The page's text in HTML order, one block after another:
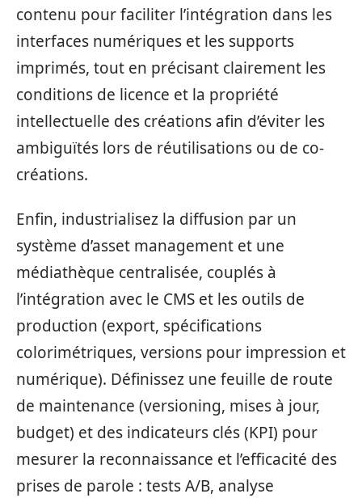
contenu pour faciliter l’intégration dans les
interfaces numériques et les supports
imprimés, tout en précisant clairement les
conditions de licence et la propriété
intellectuelle des créations afin d’éviter les
ambiguïtés lors de réutilisations ou de co-
créations.
Enfin, industrialisez la diffusion par un
système d’asset management et une
médiathèque centralisée, couplés à
l’intégration avec le CMS et les outils de
production (export, spécifications
colorimétriques, versions pour impression et
numérique). Définissez une feuille de route
de maintenance (versioning, mises à jour,
budget) et des indicateurs clés (KPI) pour
mesurer la reconnaissance et l’efficacité des
prises de parole : tests A/B, analyse